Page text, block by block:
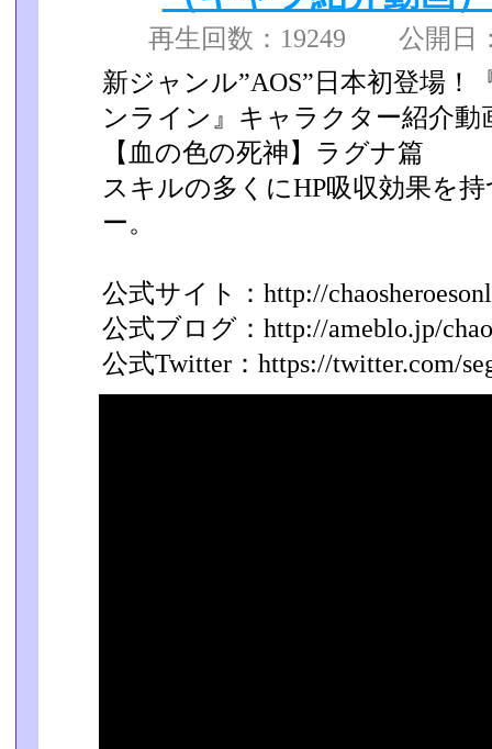
再生回数：19249 公開日
新ジャンル”AOS”日本初登場！
ンライン』キャラクター紹介動
【血の色の死神】ラグナ篇
スキルの多くにHP吸収効果を
ー。
公式サイト：http://
公式ブログ：http://ameblo.jp/
公式Twitter：https://twitter.com/